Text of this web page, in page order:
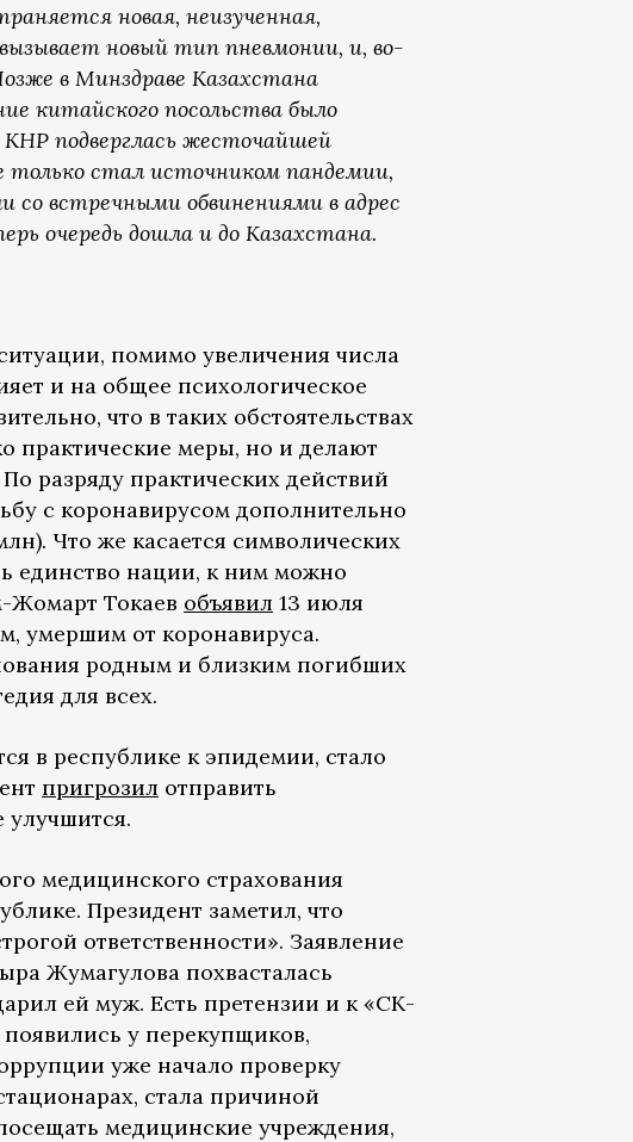
новая, неизученная,
новый тип пневмонии, и, во-
в Минздраве Казахстана
китайского посольства было
КНР подверглась жесточайшей
только стал источником пандемии,
встречными обвинениями в адрес
очередь дошла и до Казахстана.
помимо увеличения числа
и на общее психологическое
что в таких обстоятельствах
практические меры, но и делают
разряду практических действий
с коронавирусом дополнительно
Что же касается символических
единство нации, к ним можно
Жомарт Токаев объявил 13 июля
умершим от коронавируса.
родным и близким погибших
для всех.
в республике к эпидемии, стало
пригрозил отправить
улучшится.
медицинского страхования
Президент заметил, что
ответственности». Заявление
Жумагулова похвасталась
ей муж. Есть претензии и к «СК-
у перекупщиков,
уже начало проверку
стала причиной
медицинские учреждения,